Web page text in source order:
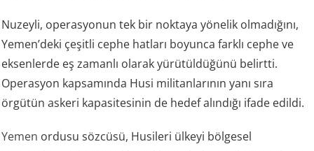
Nuzeyli, operasyonun tek bir noktaya yönelik olmadığını,
Yemen’deki çeşitli cephe hatları boyunca farklı cephe ve
eksenlerde eş zamanlı olarak yürütüldüğünü belirtti.
Operasyon kapsamında Husi militanlarının yanı sıra
örgütün askeri kapasitesinin de hedef alındığı ifade edildi.
Yemen ordusu sözcüsü, Husileri ülkeyi bölgesel